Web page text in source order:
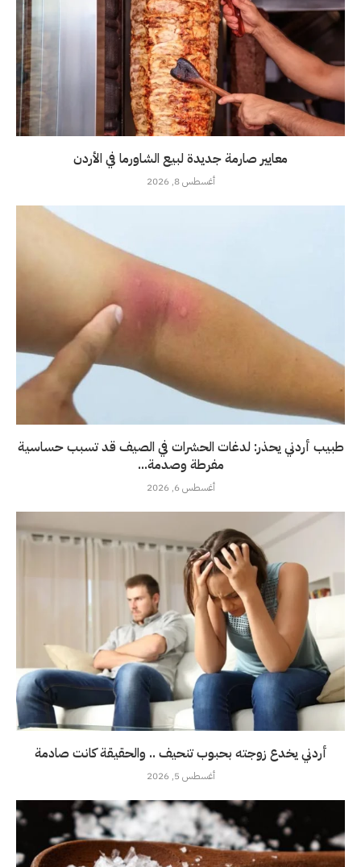
معايير صارمة جديدة لبيع الشاورما في الأردن
أغسطس 8, 2026
طبيب أردني يحذر: لدغات الحشرات في الصيف قد تسبب حساسية
مفرطة وصدمة...
أغسطس 6, 2026
أردني يخدع زوجته بحبوب تنحيف .. والحقيقة كانت صادمة
أغسطس 5, 2026